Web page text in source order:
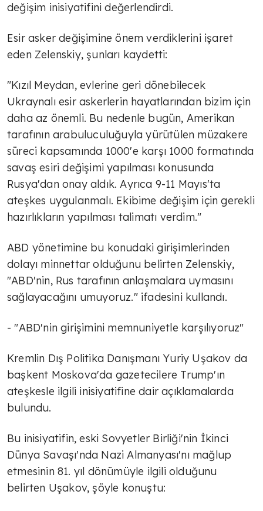
değişim inisiyatifini değerlendirdi.
Esir asker değişimine önem verdiklerini işaret
eden Zelenskiy, şunları kaydetti:
"Kızıl Meydan, evlerine geri dönebilecek
Ukraynalı esir askerlerin hayatlarından bizim için
daha az önemli. Bu nedenle bugün, Amerikan
tarafının arabuluculuğuyla yürütülen müzakere
süreci kapsamında 1000'e karşı 1000 formatında
savaş esiri değişimi yapılması konusunda
Rusya'dan onay aldık. Ayrıca 9-11 Mayıs'ta
ateşkes uygulanmalı. Ekibime değişim için gerekli
hazırlıkların yapılması talimatı verdim."
ABD yönetimine bu konudaki girişimlerinden
dolayı minnettar olduğunu belirten Zelenskiy,
"ABD'nin, Rus tarafının anlaşmalara uymasını
sağlayacağını umuyoruz." ifadesini kullandı.
- "ABD'nin girişimini memnuniyetle karşılıyoruz"
Kremlin Dış Politika Danışmanı Yuriy Uşakov da
başkent Moskova'da gazetecilere Trump'ın
ateşkesle ilgili inisiyatifine dair açıklamalarda
bulundu.
Bu inisiyatifin, eski Sovyetler Birliği'nin İkinci
Dünya Savaşı'nda Nazi Almanyası'nı mağlup
etmesinin 81. yıl dönümüyle ilgili olduğunu
belirten Uşakov, şöyle konuştu: